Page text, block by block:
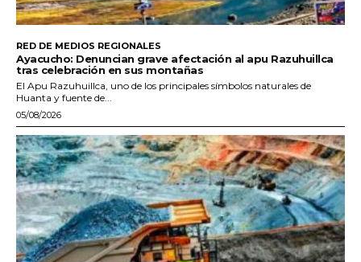
RED DE MEDIOS REGIONALES
Ayacucho: Denuncian grave afectación al apu Razuhuillca
tras celebración en sus montañas
El Apu Razuhuillca, uno de los principales símbolos naturales de
Huanta y fuente de...
05/08/2026